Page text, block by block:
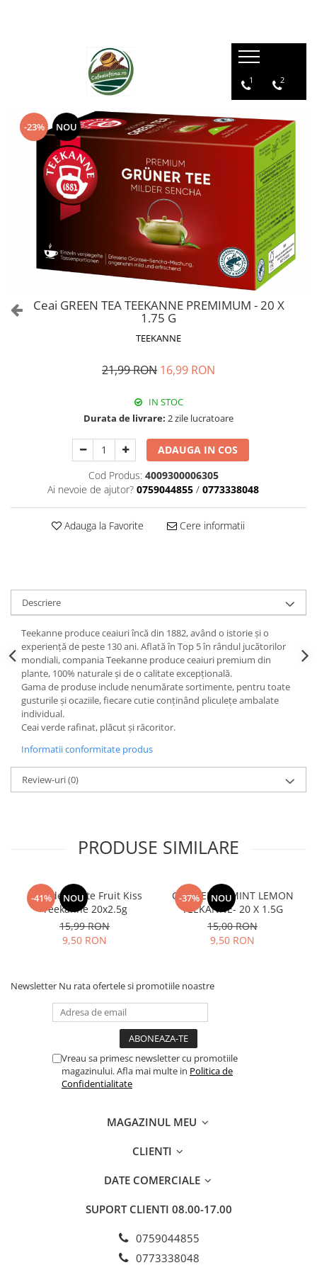
1 2
-23% NOU
Ceai GREEN TEA TEEKANNE PREMIMUM - 20 X
1.75 G
TEEKANNE
21,99 RON 16,99 RON
IN STOC
Durata de livrare: 2 zile lucratoare
ADAUGA IN COS
Cod Produs: 4009300006305
Ai nevoie de ajutor? 0759044855 / 0773338048
Adauga la Favorite Cere informatii
Descriere
Teekanne produce ceaiuri încă din 1882, având o istorie și o
experiență de peste 130 ani. Aflată în Top 5 în rândul jucătorilor
mondiali, compania Teekanne produce ceaiuri premium din
plante, 100% naturale și de o calitate excepțională.
Gama de produse include nenumărate sortimente, pentru toate
gusturile și ocaziile, fiecare cutie conținând pliculețe ambalate
individual.
Ceai verde rafinat, plăcut și răcoritor.
Informatii conformitate produs
Review-uri(0)
PRODUSE SIMILARE
-41% NOU
Ceai de Fructe Fruit Kiss
Teekanne 20x2.5g
15,99 RON
9,50 RON
-37% NOU
Ceai PEPPERMINT LEMON
TEEKANNE- 20 X 1.5G
15,00 RON
9,50 RON
Newsletter Nu rata ofertele si promotiile noastre
Vreau sa primesc newsletter cu promotiile
magazinului. Afla mai multe in Politica de
Confidentialitate
MAGAZINUL MEU
CLIENTI
DATE COMERCIALE
SUPORT CLIENTI 08.00-17.00
0759044855
0773338048